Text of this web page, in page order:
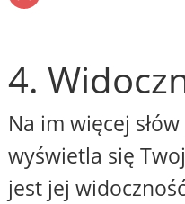
4.
Na im więcej
wyświetla się
jest jej